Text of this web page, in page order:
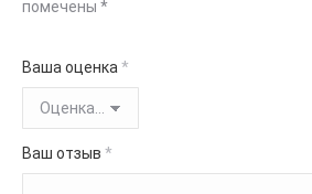
помечены *
Ваша оценка *
Ваш отзыв *